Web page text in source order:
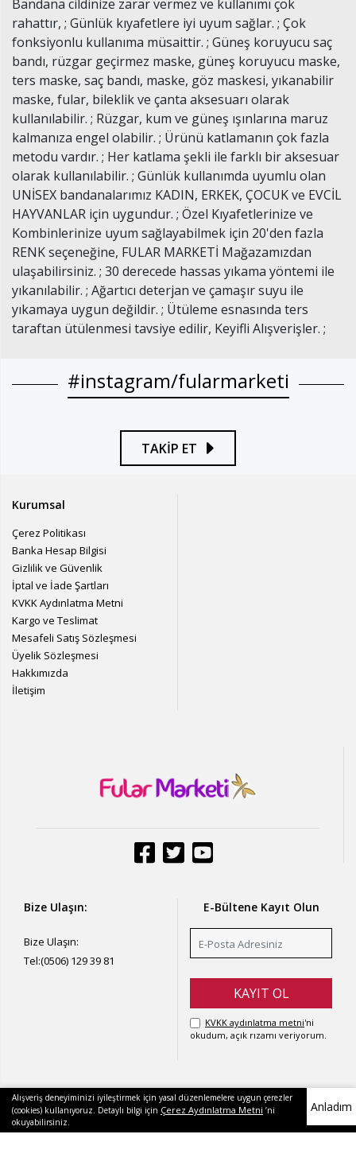
Bandana cildinize zarar vermez ve kullanımı çok
rahattır, ; Günlük kıyafetlere iyi uyum sağlar. ; Çok
fonksiyonlu kullanıma müsaittir. ; Güneş koruyucu saç
bandı, rüzgar geçirmez maske, güneş koruyucu maske,
ters maske, saç bandı, maske, göz maskesi, yıkanabilir
maske, fular, bileklik ve çanta aksesuarı olarak
kullanılabilir. ; Rüzgar, kum ve güneş ışınlarına maruz
kalmanıza engel olabilir. ; Ürünü katlamanın çok fazla
metodu vardır. ; Her katlama şekli ile farklı bir aksesuar
olarak kullanılabilir. ; Günlük kullanımda uyumlu olan
UNİSEX bandanalarımız KADIN, ERKEK, ÇOCUK ve EVCİL
HAYVANLAR için uygundur. ; Özel Kıyafetlerinize ve
Kombinlerinize uyum sağlayabilmek için 20'den fazla
RENK seçeneğine, FULAR MARKETİ Mağazamızdan
ulaşabilirsiniz. ; 30 derecede hassas yıkama yöntemi ile
yıkanılabilir. ; Ağartıcı deterjan ve çamaşır suyu ile
yıkamaya uygun değildir. ; Ütüleme esnasında ters
taraftan ütülenmesi tavsiye edilir, Keyifli Alışverişler. ;
#instagram/fularmarketi
TAKİP ET
Kurumsal
Çerez Politikası
Banka Hesap Bilgisi
Gizlilik ve Güvenlik
İptal ve İade Şartları
KVKK Aydınlatma Metni
Kargo ve Teslimat
Mesafeli Satış Sözleşmesi
Üyelik Sözleşmesi
Hakkımızda
İletişim
Bize Ulaşın:
Bize Ulaşın:
Tel:(0506) 129 39 81
E-Bültene Kayıt Olun
KVKK aydınlatma metni'ni
okudum, açık rızamı veriyorum.
Anladım
Alışveriş deneyiminizi iyileştirmek için yasal düzenlemelere uygun çerezler
(cookies) kullanıyoruz. Detaylı bilgi için Çerez Aydınlatma Metni ’ni
okuyabilirsiniz.